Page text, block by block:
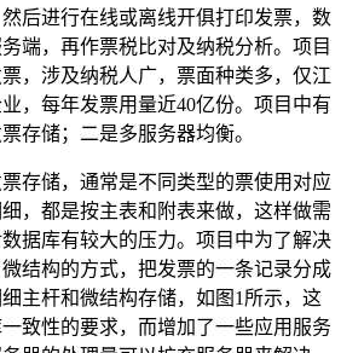
后进行在线或离线开俱打印发票，数
端，再作票税比对及纳税分析。项目
，涉及纳税人广，票面种类多，仅江
，每年发票用量近40亿份。项目中有
存储；二是多服务器均衡。
存储，通常是不同类型的票使用对应
，都是按主表和附表来做，这样做需
据库有较大的压力。项目中为了解决
结构的方式，把发票的一条记录分成
主杆和微结构存储，如图 1 所示，这
致性的要求，而增加了一些应用服务